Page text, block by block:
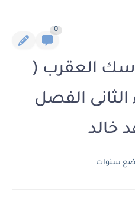
0
سك العقرب (
الفصل
سنوات